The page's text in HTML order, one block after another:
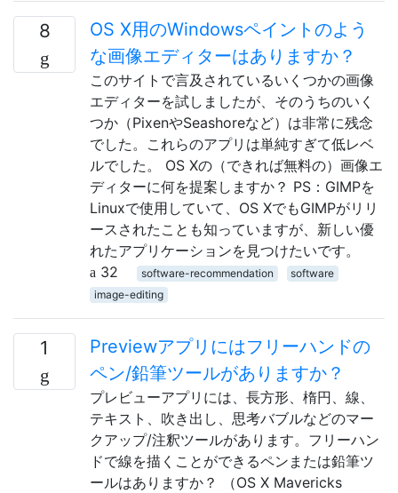
8
OS X用のWindowsペイントのよう
な画像エディターはありますか？
このサイトで言及されているいくつかの画像
エディターを試しましたが、そのうちのいく
つか（PixenやSeashoreなど）は非常に残念
でした。これらのアプリは単純すぎて低レベ
ルでした。 OS Xの（できれば無料の）画像エ
ディターに何を提案しますか？ PS：GIMPを
Linuxで使用していて、OS XでもGIMPがリリ
ースされたことも知っていますが、新しい優
れたアプリケーションを見つけたいです。
32
software-recommendation
software
image-editing
1
Previewアプリにはフリーハンドの
ペン/鉛筆ツールがありますか？
プレビューアプリには、長方形、楕円、線、
テキスト、吹き出し、思考バブルなどのマー
クアップ/注釈ツールがあります。フリーハン
ドで線を描くことができるペンまたは鉛筆ツ
ールはありますか？ （OS X Mavericks